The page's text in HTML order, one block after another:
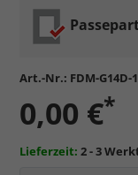
Art.-Nr.: FDM-G14D-
0,00 €*
Lieferzeit: 2 - 3